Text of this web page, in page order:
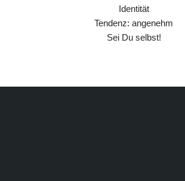
Identität
Tendenz: angenehm
Sei Du selbst!